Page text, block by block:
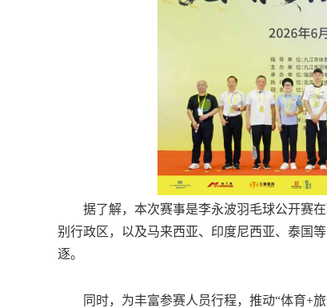
据了解，本次赛事是李永波羽毛球公开赛在
别行政区，以及马来西亚、印度尼西亚、泰国
逐。
同时，为丰富参赛人员行程，推动“体育+旅